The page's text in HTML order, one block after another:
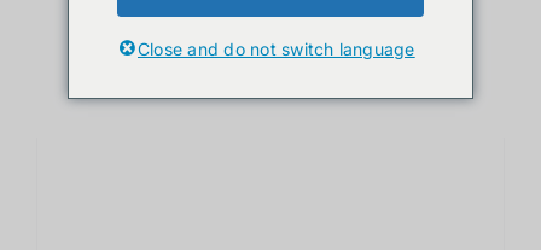
Close and do not switch language